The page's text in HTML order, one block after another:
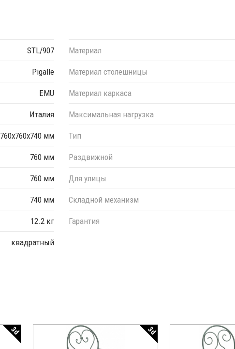
STL/907
Pigalle
EMU
Италия
760х760х740 мм
760 мм
760 мм
740 мм
12.2 кг
квадратный
Материал
Материал столешницы
Материал каркаса
Максимальная нагрузка
Тип
Раздвижной
Для улицы
Складной механизм
Гарантия
3d 3d